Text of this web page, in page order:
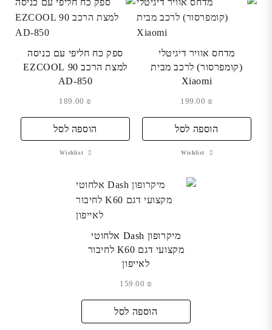
מדחס אוויר דיגיטלי
(קומפרסור) לרכב מבית
Xiaomi
₪
הוספה לסל
Wishlist
ספק כח חליפי עם כניסה
למצת הרכב 90 EZCOOL
AD-850
₪
הוספה לסל
Wishlist
מיקרופון Dash אלחוטי
מקצועי דגם K60 לחיבור
לאייפון
₪
הוספה לסל